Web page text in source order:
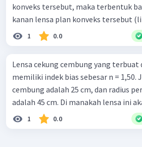
konveks tersebut, maka terbentuk
kanan lensa plan konveks tersebut
1 0.0
Lensa cekung cembung yang terbuat
memiliki indek bias sebesar n = 1,50.
cembung adalah 25 cm, dan radius
adalah 45 cm. Di manakah lensa ini
1 0.0